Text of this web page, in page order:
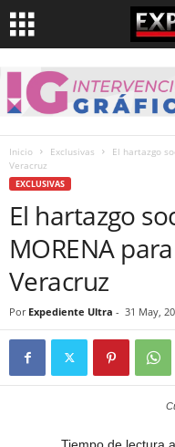
Inicio Exclusivas
El hartazgo
Veracruz
EXCLUSIVAS
El hartazgo
MORENA
Veracruz
Por Expediente Ultra - 31 May,